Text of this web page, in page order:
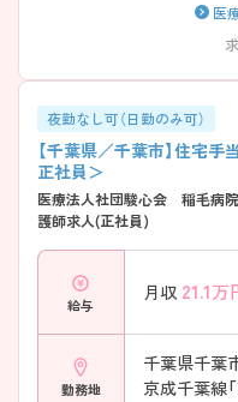
医
夜勤なし可（日勤のみ可）
【千葉県／千葉市】住宅
正社員＞
医療法人社団駿心会 稲毛病
護師求人(正社員)
給与
月収 21.1万
勤務地
千葉県千葉
京成千葉線